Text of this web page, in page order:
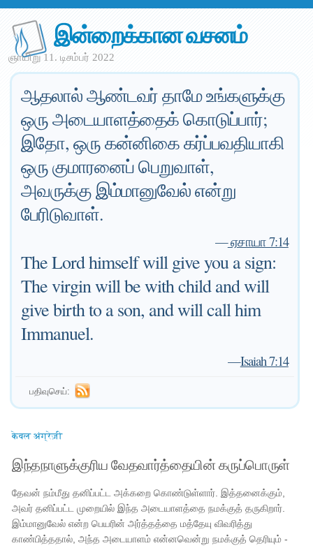
இன்றைக்கான வசனம்
ஞாயிறு 11. டிசம்பர் 2022
ஆதலால் ஆண்டவர் தாமே உங்களுக்கு
ஒரு அடையாளத்தைக் கொடுப்பார்;
இதோ, ஒரு கன்னிகை கர்ப்பவதியாகி
ஒரு குமாரனைப் பெறுவாள்,
அவருக்கு இம்மானுவேல் என்று
பேரிடுவாள்.
—ஏசாயா 7:14
The Lord himself will give you a sign:
The virgin will be with child and will
give birth to a son, and will call him
Immanuel.
—Isaiah 7:14
பதிவுசெய்:
केवल अंग्रेज़ी
இந்தநாளுக்குரிய வேதவார்த்தையின் கருப்பொருள்
தேவன் நம்மீது தனிப்பட்ட அக்கறை கொண்டுள்ளார். இத்தனைக்கும்,
அவர் தனிப்பட்ட முறையில் இந்த அடையாளத்தை நமக்குத் தருகிறார்.
இம்மானுவேல் என்ற பெயரின் அர்த்தத்தை மத்தேயு விவரித்து
காண்பித்ததால், அந்த அடையாளம் என்னவென்று நமக்குத் தெரியும் -